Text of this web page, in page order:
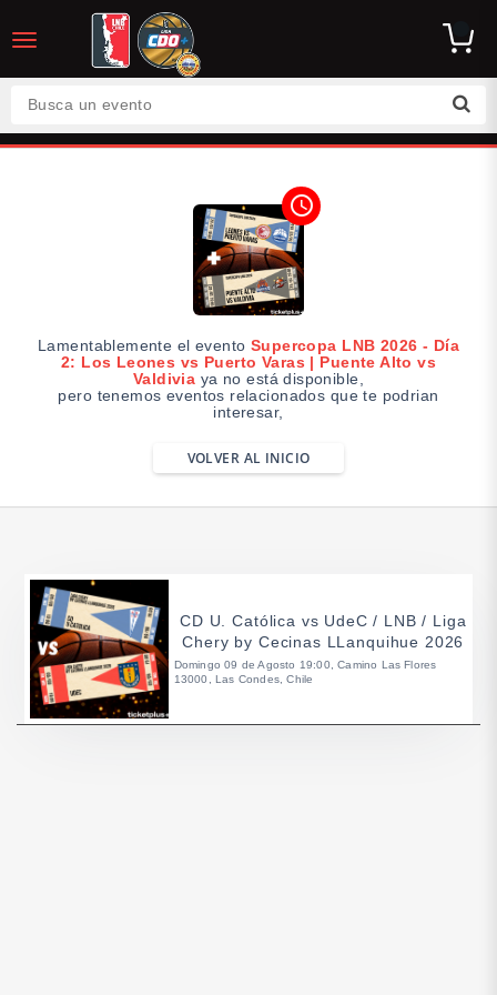
desplegar
navegación
Busca un evento
access_time
Lamentablemente el evento Supercopa LNB 2026 - Día
2: Los Leones vs Puerto Varas | Puente Alto vs
Valdivia ya no está disponible,
pero tenemos eventos relacionados que te podrian
interesar,
VOLVER AL INICIO
CD U. Católica vs UdeC / LNB / Liga
Chery by Cecinas LLanquihue 2026
Domingo 09 de Agosto 19:00, Camino Las Flores
13000, Las Condes, Chile